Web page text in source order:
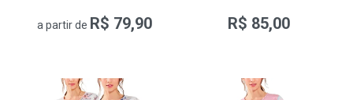
a partir de R$ 79,90 R$ 85,00